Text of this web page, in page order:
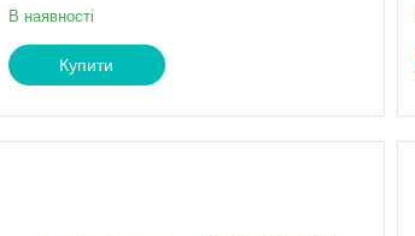
В наявності
Купити